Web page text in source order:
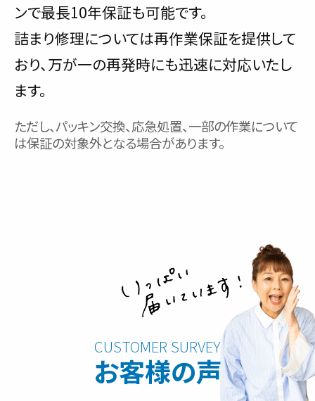
ンで最長10年保証も可能です。
詰まり修理については再作業保証を提供して
おり、万が一の再発時にも迅速に対応いたし
ます。
ただし、パッキン交換、応急処置、一部の作業について
は保証の対象外となる場合があります。
お客様の声